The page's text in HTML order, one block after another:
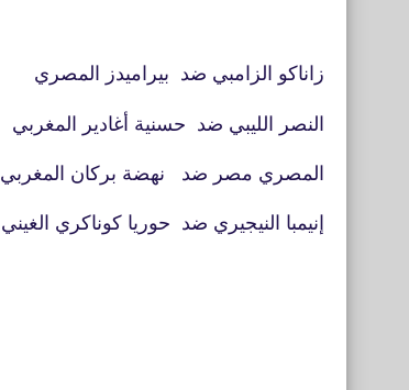
زاناكو الزامبي ضد بيراميدز المصري
النصر الليبي ضد حسنية أغادير المغربي
المصري مصر ضد نهضة بركان المغربي
إنيمبا النيجيري ضد حوريا كوناكري الغيني